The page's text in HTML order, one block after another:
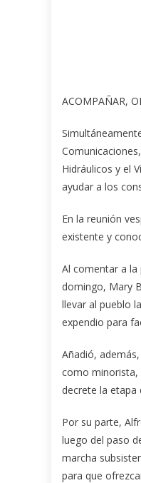
ACOMPAÑAR,
Hidráulicos y el
ayudar a los
En la reunión
existente y
Al comentar a la
domingo, Mary
llevar al pueblo
expendio para
Añadió,
como minorista,
decrete la etapa
Por su parte,
luego del paso
marcha
para que